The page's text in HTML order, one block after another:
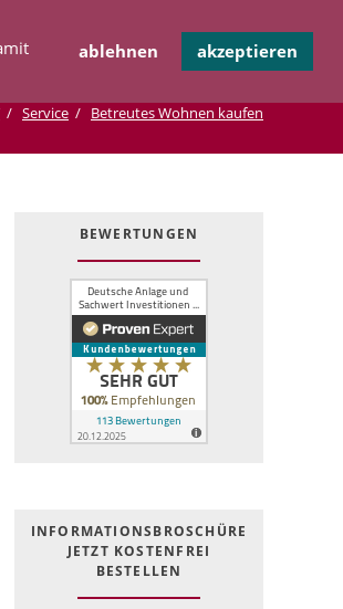
ablehnen akzeptieren
überspringen
KONTAKT
Service Betreutes Wohnen kaufen
BEWERTUNGEN
INFOR­MATIONS­BROSCHÜRE
JETZT KOSTEN­FREI
BESTELLEN